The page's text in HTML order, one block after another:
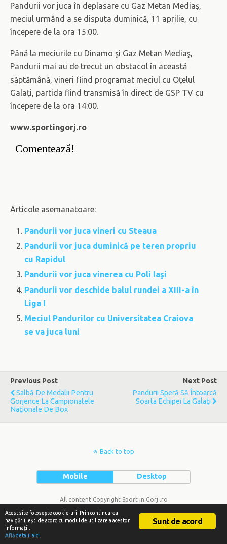
Pandurii vor juca în deplasare cu Gaz Metan Mediaş,
meciul urmând a se disputa duminică, 11 aprilie, cu
începere de la ora 15:00.
Până la meciurile cu Dinamo şi Gaz Metan Mediaş,
Pandurii mai au de trecut un obstacol în această
săptămână, vineri fiind programat meciul cu Oţelul
Galaţi, partida fiind transmisă în direct de GSP TV cu
începere de la ora 14:00.
www.sportingorj.ro
Comentează!
Articole asemanatoare:
Pandurii vor juca vineri cu Steaua
Pandurii vor juca duminică pe teren propriu
cu Rapidul
Pandurii vor juca vinerea cu Poli Iaşi
Pandurii vor deschide balul rundei a XIII-a în
Liga I
Meciul Pandurilor cu Universitatea Craiova
se va juca luni
Previous Post
Salbă De Medalii Pentru
Gorjence La Campionatele
Naţionale De Box
Next Post
Pandurii Speră Să Întoarcă
Soarta Echipei La Galaţi
Back to top
Mobile Desktop
All content Copyright Sport in Gorj .ro
Sunt de acord
Acest site foloseşte cookie-uri. Prin continuarea
navigării, eşti de acord cu modul de utilizare a acestor
informaţii.
Află detalii aici.